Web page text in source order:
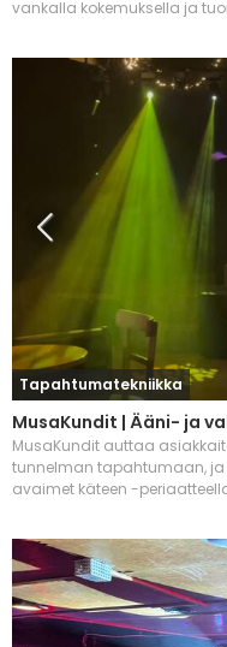
vankalla kokemuksella ja
Tapahtumatekniikka
MusaKundit | Ääni- ja
MusaKundit auttaa
tunnelman tapahtumaan,
avaimet käteen -